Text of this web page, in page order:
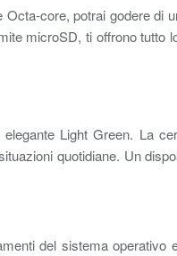
core, potrai godere di
microSD, ti offrono tutto
Light Green. La
quotidiane. Un
del sistema operativo